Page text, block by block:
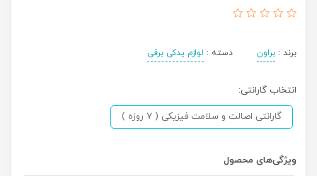
برند : براون دسته : لوازم یدکی برقی
انتخاب گارانتی:
گارانتی اصالت و سلامت فیزیکی ( 7 روزه )
ویژگی‌های محصول